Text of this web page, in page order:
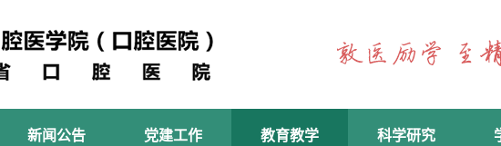
新闻公告 党建工作 教育教学 科学研究